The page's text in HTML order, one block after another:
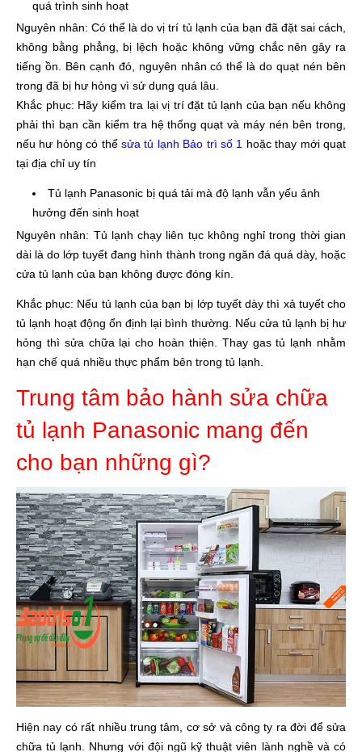
quá trình sinh hoạt
Nguyên nhân: Có thể là do vị trí tủ lạnh của bạn đã đặt sai cách,
không bằng phẳng, bị lệch hoặc không vững chắc nên gây ra
tiếng ồn. Bên cạnh đó, nguyên nhân có thể là do quạt nén bên
trong đã bị hư hỏng vì sử dụng quá lâu.
Khắc phục: Hãy kiểm tra lại vị trí đặt tủ lạnh của bạn nếu không
phải thì bạn cần kiểm tra hệ thống quạt và máy nén bên trong,
nếu hư hỏng có thểsửa tủ lạnh Bảo trì số 1 hoặc thay mới quạt
tại địa chỉ uy tín
Tủ lạnh Panasonic bị quá tải mà độ lạnh vẫn yếu ảnh
hưởng đến sinh hoạt
Nguyên nhân: Tủ lạnh chạy liên tục không nghỉ trong thời gian
dài là do lớp tuyết đang hình thành trong ngăn đá quá dày, hoặc
cửa tủ lạnh của bạn không được đóng kín.
Khắc phục: Nếu tủ lạnh của bạn bị lớp tuyết dày thì xả tuyết cho
tủ lạnh hoạt động ổn định lại bình thường. Nếu cửa tủ lạnh bị hư
hỏng thì sửa chữa lại cho hoàn thiện. Thay gas tủ lạnh nhằm
hạn chế quá nhiều thực phẩm bên trong tủ lạnh.
Trung tâm bảo hành sửa chữa
tủ lạnh Panasonic mang đến
cho bạn những gì?
Hiện nay có rất nhiều trung tâm, cơ sở và công ty ra đời để sửa
chữa tủ lạnh. Nhưng với đội ngũ kỹ thuật viên lành nghề và có